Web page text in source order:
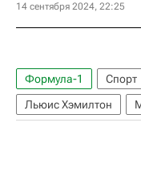
14 сентября 2024, 22:25
Формула-1 Спорт
Льюис Хэмилтон